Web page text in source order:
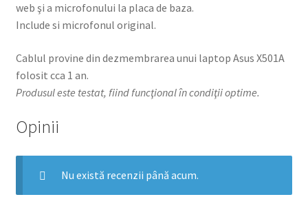
web şi a microfonului la placa de baza.
Include si microfonul original.
Cablul provine din dezmembrarea unui laptop Asus X501A
folosit cca 1 an.
Produsul este testat, fiind funcţional în condiţii optime.
Opinii
Nu există recenzii până acum.